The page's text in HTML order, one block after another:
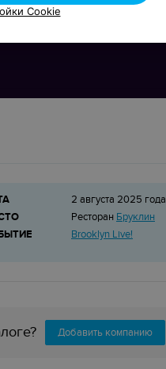
2 августа 2025 года
Ресторан Бруклин
Brooklyn Live!
Добавить компанию
Cookie